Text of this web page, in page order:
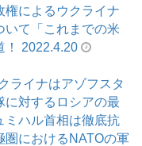
権によるウクライナ
いて「これまでの米
！ 2022.4.20
ライナはアゾフスタ
に対するロシアの最
ミハル首相は徹底抗
圏におけるNATOの軍